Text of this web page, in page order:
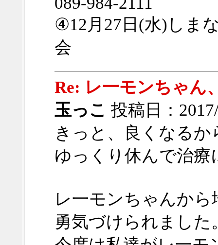
④12月27日(水)しま
会
Re: レ一モンちゃん
玉っこ 投稿日：
きっと、良くなるか
ゆっくり休んで治療
レ一モンちゃんか
勇気づけられました